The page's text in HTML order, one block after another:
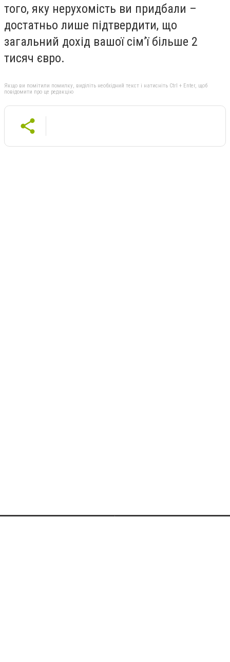
того, яку нерухомість ви придбали –
достатньо лише підтвердити, що
загальний дохід вашої сім’ї більше 2
тисяч євро.
Якщо ви помітили помилку, виділіть необхідний текст і натисніть Ctrl + Enter, щоб
повідомити про це редакцію